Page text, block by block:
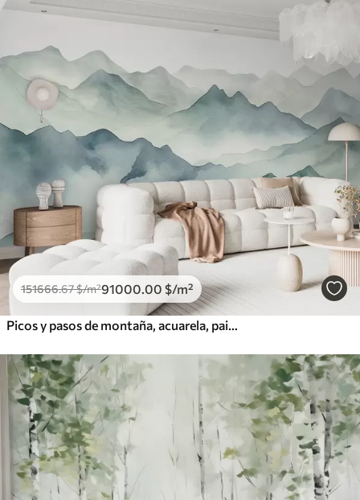
151666.67$/m²91000 .00 $/m²